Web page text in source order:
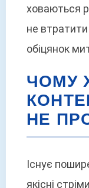
ховаються
не втратити
обіцянок
ЧОМУ
НЕ
Існує
якісні